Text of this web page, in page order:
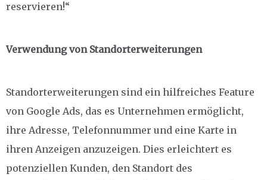
reservieren!“
Verwendung von Standorterweiterungen
Standorterweiterungen sind ein hilfreiches Feature
von Google Ads, das es Unternehmen ermöglicht,
ihre Adresse, Telefonnummer und eine Karte in
ihren Anzeigen anzuzeigen. Dies erleichtert es
potenziellen Kunden, den Standort des